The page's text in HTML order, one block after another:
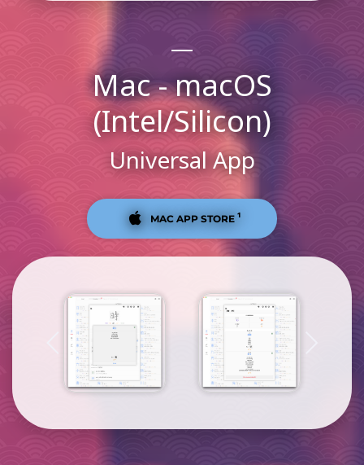
Mac - macOS
(Intel/Silicon)
Universal App
MAC APP STORE ¹